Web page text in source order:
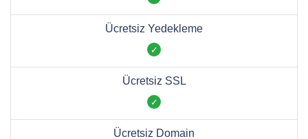
Ücretsiz Yedekleme
Ücretsiz SSL
Ücretsiz Domain